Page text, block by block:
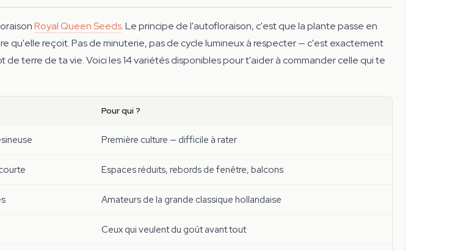
Royal Queen Seeds. Le principe de l'autofloraison, c'est que la plante passe en
qu'elle reçoit. Pas de minuterie, pas de cycle lumineux à respecter — c'est exactement
de terre de ta vie. Voici les 14 variétés disponibles pour t'aider à commander celle qui te
Pour qui ?
Première culture — difficile à rater
Espaces réduits, rebords de fenêtre, balcons
Amateurs de la grande classique hollandaise
Ceux qui veulent du goût avant tout